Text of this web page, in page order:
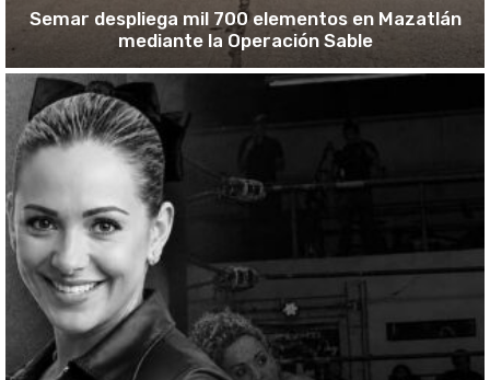
Semar despliega mil 700 elementos en Mazatlán
mediante la Operación Sable